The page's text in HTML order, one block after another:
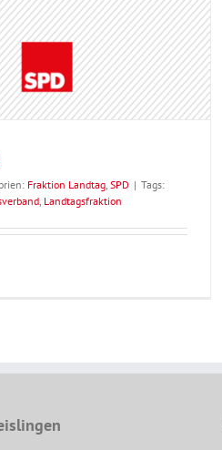
Jahresauftakt der SPD Baden-
Württemberg
Fraktion Landtag SPD | Tags:
Landtagsfraktion